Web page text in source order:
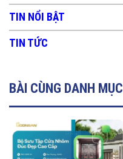
TIN NỔI BẬT
TIN TỨC
BÀI CÙNG DANH MỤC